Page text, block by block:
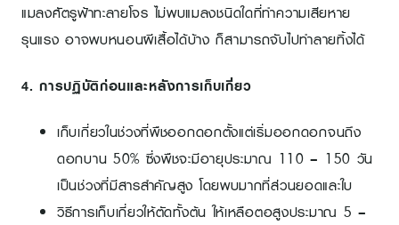
แมลงศัตรูฟ้าทะลายโจร ไม่พบแมลงชนิดใดที่ทำความเสียหาย
รุนแรง อาจพบหนอนผีเสื้อได้บ้าง ก็สามารถจับไปทำลายทิ้งได้
4. การปฏิบัติก่อนและหลังการเก็บเกี่ยว
เก็บเกี่ยวในช่วงที่พืชออกดอกตั้งแต่เริ่มออกดอกจนถึง
ดอกบาน 50% ซึ่งพืชจะมีอายุประมาณ 110 – 150 วัน
เป็นช่วงที่มีสารสำคัญสูง โดยพบมากที่ส่วนยอดและใบ
วิธีการเก็บเกี่ยวให้ตัดทั้งต้น ให้เหลือตอสูงประมาณ 5 –